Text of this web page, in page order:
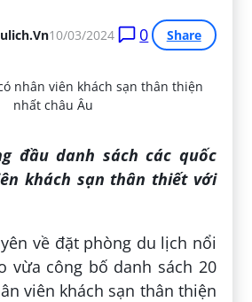
10/03/2024 0 Share
đầu danh sách các quốc
khách sạn thân thiết với
về đặt phòng du lịch nổi
vừa công bố danh sách 20
viên khách sạn thân thiện